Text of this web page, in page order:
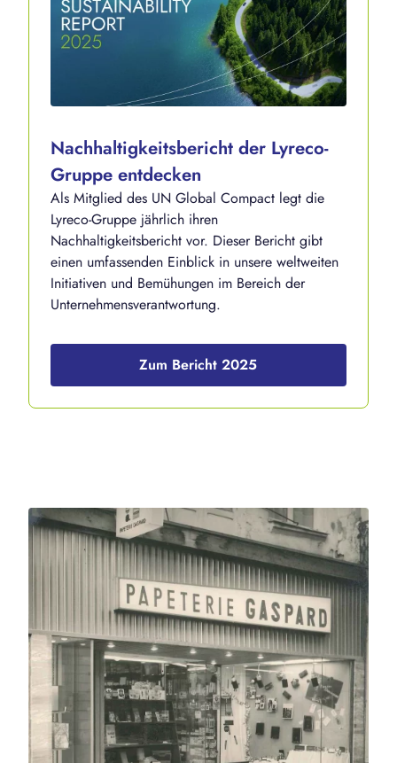
Nachhaltigkeitsbericht der Lyreco-
Gruppe entdecken
Als Mitglied des UN Global Compact legt die
Lyreco-Gruppe jährlich ihren
Nachhaltigkeitsbericht vor. Dieser Bericht gibt
einen umfassenden Einblick in unsere weltweiten
Initiativen und Bemühungen im Bereich der
Unternehmensverantwortung.
Zum Bericht 2025